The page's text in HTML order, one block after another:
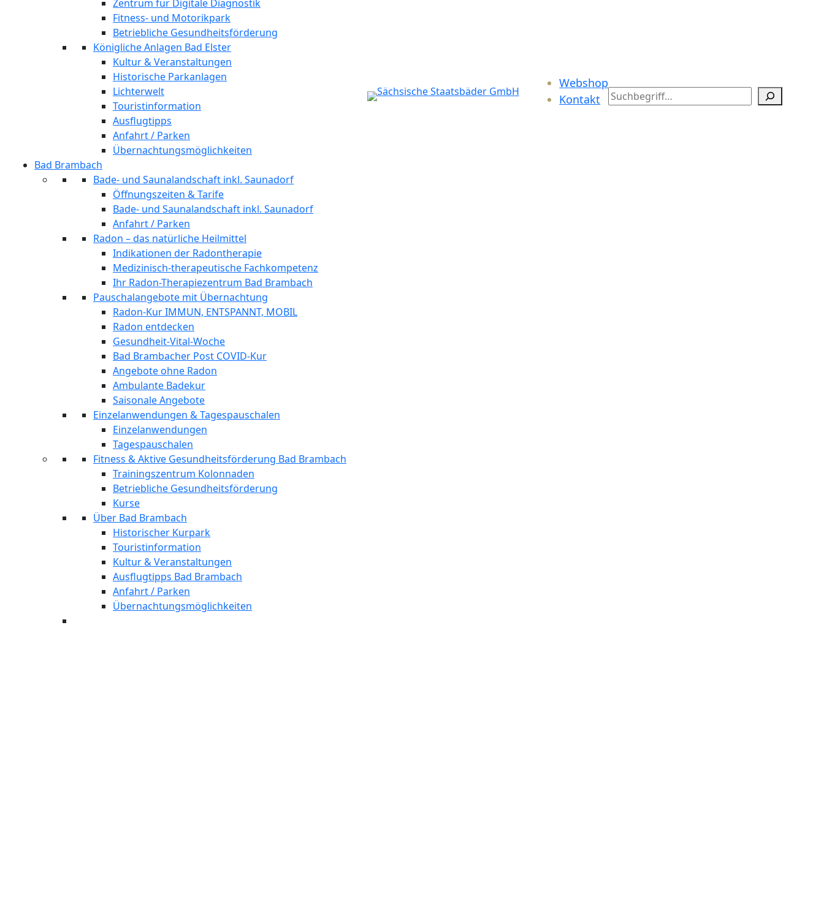
Zentrum für Digitale Diagnostik
Fitness- und Motorikpark
Betriebliche Gesundheitsförderung
Königliche Anlagen Bad Elster
Kultur & Veranstaltungen
Historische Parkanlagen
Lichterwelt
Touristinformation
Ausflugtipps
Anfahrt / Parken
Übernachtungsmöglichkeiten
Bad Brambach
Bade- und Saunalandschaft inkl. Saunadorf
Öffnungszeiten & Tarife
Bade- und Saunalandschaft inkl. Saunadorf
Anfahrt / Parken
Radon – das natürliche Heilmittel
Indikationen der Radontherapie
Medizinisch-therapeutische Fachkompetenz
Ihr Radon-Therapiezentrum Bad Brambach
Pauschalangebote mit Übernachtung
Radon-Kur IMMUN, ENTSPANNT, MOBIL
Radon entdecken
Gesundheit-Vital-Woche
Bad Brambacher Post COVID-Kur
Angebote ohne Radon
Ambulante Badekur
Saisonale Angebote
Einzelanwendungen & Tagespauschalen
Einzelanwendungen
Tagespauschalen
Fitness & Aktive Gesundheitsförderung Bad Brambach
Trainingszentrum Kolonnaden
Betriebliche Gesundheitsförderung
Kurse
Über Bad Brambach
Historischer Kurpark
Touristinformation
Kultur & Veranstaltungen
Ausflugtipps Bad Brambach
Anfahrt / Parken
Übernachtungsmöglichkeiten
Webshop
Kontakt
Search